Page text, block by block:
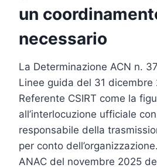
un
necessario
La Determinazione ACN n.
Linee guida del 31 dicembre
Referente CSIRT come la
all’interlocuzione ufficiale
responsabile della
per conto
ANAC del novembre 2025